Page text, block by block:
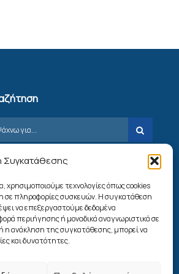
Συγκατάθεσης
χρησιμοποιούμε τεχνολογίες όπως cookies
πληροφορίες συσκευών. Η συγκατάθεση
να επεξεργαστούμε δεδομένα
περιήγησης ή μοναδικά αναγνωριστικά σε
ανάκληση της συγκατάθεσης, μπορεί να
και δυνατότητες.
μας